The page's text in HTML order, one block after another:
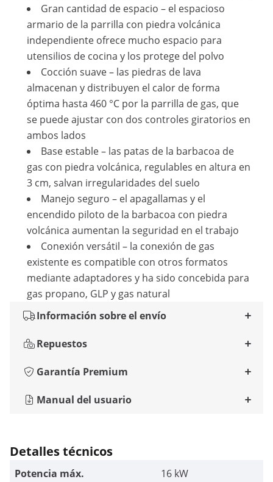
Gran cantidad de espacio – el espacioso
armario de la parrilla con piedra volcánica
independiente ofrece mucho espacio para
utensilios de cocina y los protege del polvo
Cocción suave – las piedras de lava
almacenan y distribuyen el calor de forma
óptima hasta 460 °C por la parrilla de gas, que
se puede ajustar con dos controles giratorios en
ambos lados
Base estable – las patas de la barbacoa de
gas con piedra volcánica, regulables en altura en
3 cm, salvan irregularidades del suelo
Manejo seguro – el apagallamas y el
encendido piloto de la barbacoa con piedra
volcánica aumentan la seguridad en el trabajo
Conexión versátil – la conexión de gas
existente es compatible con otros formatos
mediante adaptadores y ha sido concebida para
gas propano, GLP y gas natural
Información sobre el envío
Repuestos
Garantía Premium
Manual del usuario
Detalles técnicos
Potencia máx.
16 kW